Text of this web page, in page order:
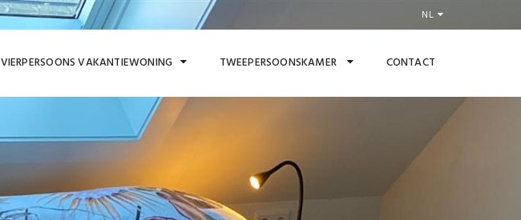
NL
VIERPERSOONS VAKANTIEWONING TWEEPERSOONSKAMER CONTACT